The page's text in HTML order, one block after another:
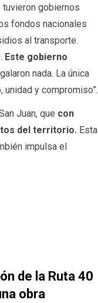
tuvieron gobiernos
fondos nacionales
al transporte.
Este gobierno
nada. La única
y compromiso”.
Juan, que con
del territorio. Esta
impulsa el
de la Ruta 40
obra